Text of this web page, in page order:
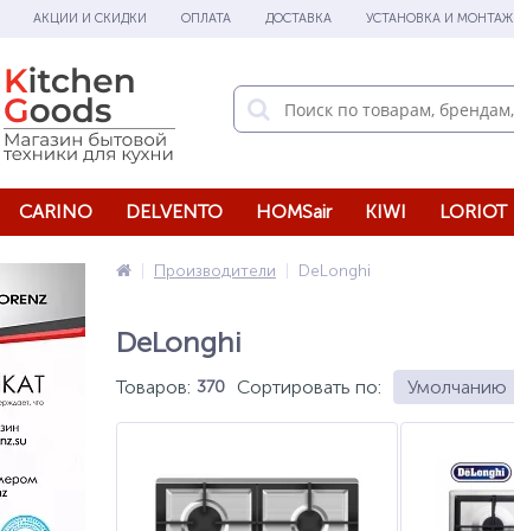
АКЦИИ И СКИДКИ ОПЛАТА ДОСТАВКА УСТАНОВКА И МОНТАЖ
CARINO DELVENTO HOMSair KIWI LORIOT
Производители DeLonghi
DeLonghi
Товаров: 370 Сортировать по: Умолчанию